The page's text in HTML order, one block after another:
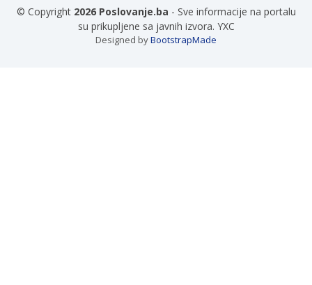
© Copyright 2026 Poslovanje.ba - Sve informacije na portalu
su prikupljene sa javnih izvora. YXC
Designed byBootstrapMade